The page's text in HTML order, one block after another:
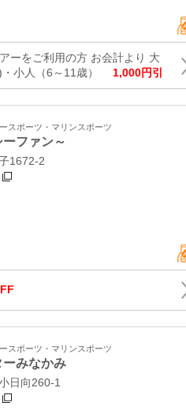
ーをご利用の方 お会計より 大
小人（6～11歳） 1,000円引
スポーツ・マリンスポーツ
ファン～
子1672-2
スポーツ・マリンスポーツ
みなかみ
日向260-1